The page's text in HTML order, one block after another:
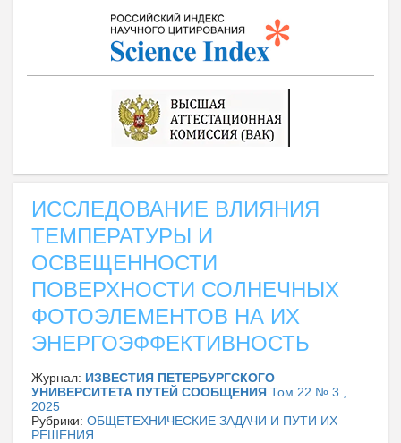
ИССЛЕДОВАНИЕ ВЛИЯНИЯ
ТЕМПЕРАТУРЫ И
ОСВЕЩЕННОСТИ
ПОВЕРХНОСТИ СОЛНЕЧНЫХ
ФОТОЭЛЕМЕНТОВ НА ИХ
ЭНЕРГОЭФФЕКТИВНОСТЬ
Журнал: ИЗВЕСТИЯ ПЕТЕРБУРГСКОГО
УНИВЕРСИТЕТА ПУТЕЙ СООБЩЕНИЯ Том 22 № 3 ,
2025
Рубрики: ОБЩЕТЕХНИЧЕСКИЕ ЗАДАЧИ И ПУТИ ИХ
РЕШЕНИЯ